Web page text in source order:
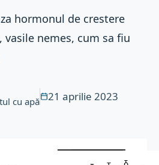
hormonul de crestere
vasile nemes, cum sa fiu
cu apă
21 aprilie 2023